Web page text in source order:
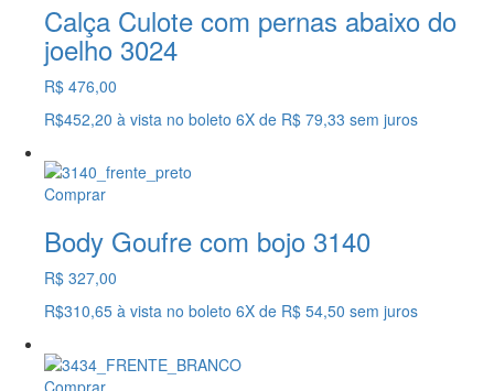
Calça Culote com pernas abaixo do
joelho 3024
R$ 476,00
R$452,20 à vista no boleto 6X de R$ 79,33 sem juros
Comprar
Body Goufre com bojo 3140
R$ 327,00
R$310,65 à vista no boleto 6X de R$ 54,50 sem juros
Comprar